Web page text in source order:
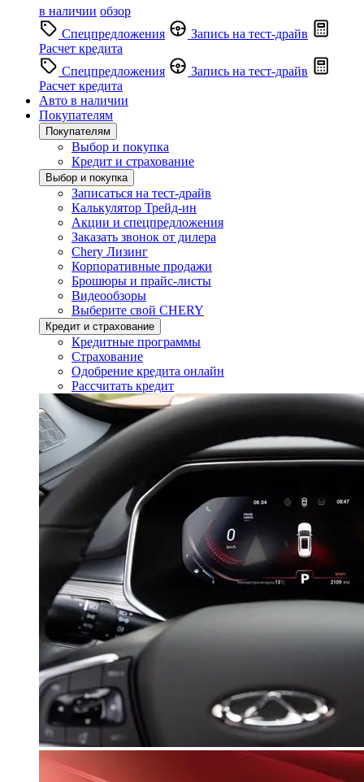
в наличии обзор
Спецпредложения
Запись на тест-драйв
Расчет кредита
Спецпредложения
Запись на тест-драйв
Расчет кредита
Авто в наличии
Покупателям
Покупателям
Выбор и покупка
Кредит и страхование
Выбор и покупка
Записаться на тест-драйв
Калькулятор Трейд-ин
Акции и спецпредложения
Заказать звонок от дилера
Chery Лизинг
Корпоративные продажи
Брошюры и прайс-листы
Видеообзоры
Выберите свой CHERY
Кредит и страхование
Кредитные программы
Страхование
Одобрение кредита онлайн
Рассчитать кредит